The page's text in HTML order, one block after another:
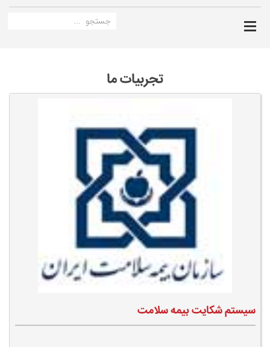
تجربیات ما
سیستم شکایت بیمه سلامت